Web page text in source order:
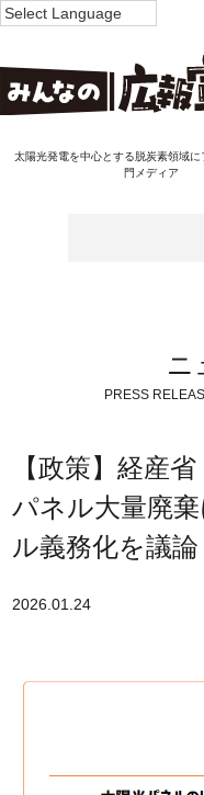
太陽光発電を中心とする脱炭素領域
門メディア
ニ
PRESS
【政策】経産
パネル大量廃
ル義務化を議論
2026.01.24